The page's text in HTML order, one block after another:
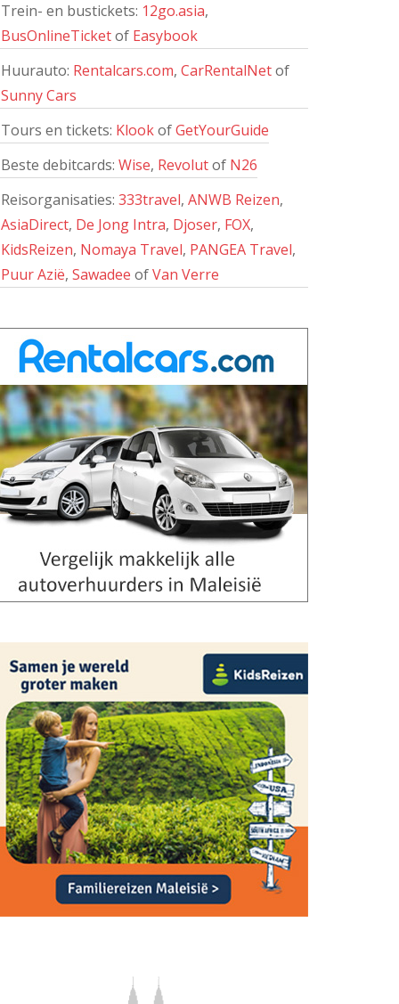
Trein- en bustickets: 12go.asia,
BusOnlineTicketof Easybook
Huurauto: Rentalcars.com, CarRentalNetof
Sunny Cars
Tours en tickets: KlookofGetYourGuide
Beste debitcards: Wise, Revolutof N26
Reisorganisaties: 333travel, ANWB Reizen,
AsiaDirect, De Jong Intra, Djoser, FOX,
KidsReizen, Nomaya Travel, PANGEA Travel,
Puur Azië, Sawadee ofVan Verre